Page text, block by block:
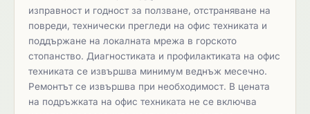
изправност и годност за ползване, отстраняване на
повреди, технически прегледи на офис техниката и
поддържане на локалната мрежа в горското
стопанство. Диагностиката и профилактиката на офис
техниката се извършва минимум веднъж месечно.
Ремонтът се извършва при необходимост. В цената
на подръжката на офис техниката не се включва